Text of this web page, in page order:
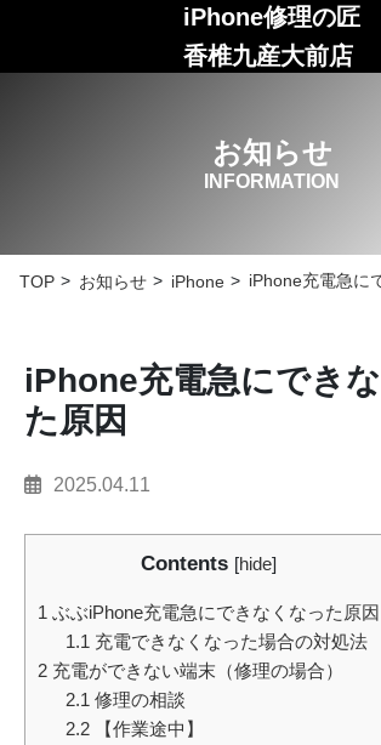
iPhone修理の匠
香椎九産大前店
お知らせ
INFORMATION
TOP お知らせ iPhone iPhone充電急に
iPhone充電急にでき
た原因
2025.04.11
Contents [hide]
1 ぶぶiPhone充電急にできなくなった原因
1.1 充電できなくなった場合の対処法
2 充電ができない端末（修理の場合）
2.1 修理の相談
2.2【作業途中】